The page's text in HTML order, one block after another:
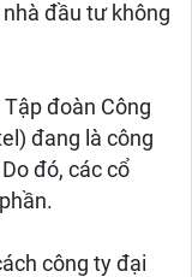
đầu tư không
đoàn Công
đang là công
đó, các cổ
công ty đại